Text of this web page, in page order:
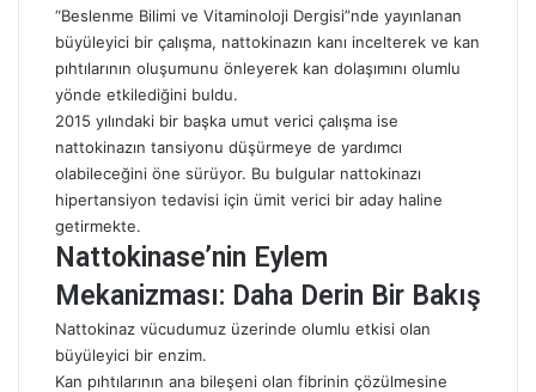
“Beslenme Bilimi ve Vitaminoloji Dergisi”nde yayınlanan
büyüleyici bir çalışma, nattokinazın kanı incelterek ve kan
pıhtılarının oluşumunu önleyerek kan dolaşımını olumlu
yönde etkilediğini buldu.
2015 yılındaki bir başka umut verici çalışma ise
nattokinazın tansiyonu düşürmeye de yardımcı
olabileceğini öne sürüyor. Bu bulgular nattokinazı
hipertansiyon tedavisi için ümit verici bir aday haline
getirmekte.
Nattokinase’nin Eylem
Mekanizması: Daha Derin Bir Bakış
Nattokinaz vücudumuz üzerinde olumlu etkisi olan
büyüleyici bir enzim.
Kan pıhtılarının ana bileşeni olan fibrinin çözülmesine